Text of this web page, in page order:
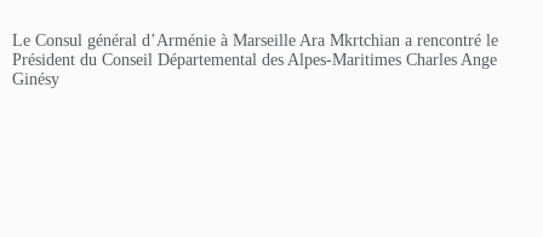
Le Consul général d’Arménie à Marseille Ara Mkrtchian a rencontré le
Président du Conseil Départemental des Alpes-Maritimes Charles Ange
Ginésy